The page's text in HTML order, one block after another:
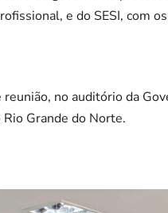
e do SESI, com
no auditório da
Grande do Norte.